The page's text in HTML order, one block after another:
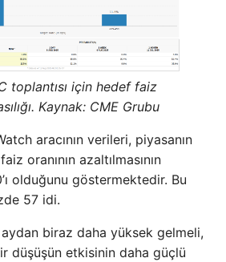
toplantısı için hedef faiz
Kaynak: CME Grubu
aracının verileri, piyasanın
oranının azaltılmasının
olduğunu göstermektedir. Bu
57 idi.
biraz daha yüksek gelmeli,
düşüşün etkisinin daha güçlü